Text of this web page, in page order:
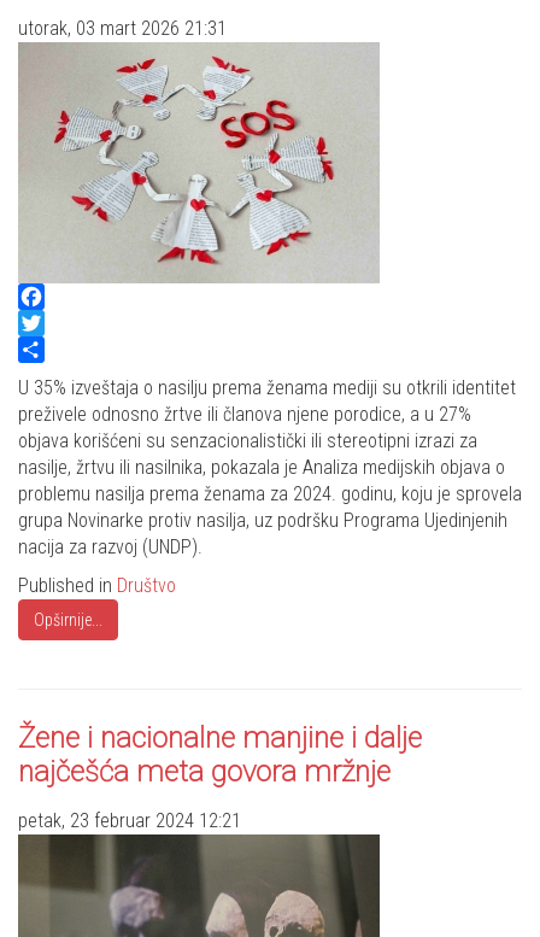
utorak, 03 mart 2026 21:31
Facebook
Twitter
Share
U 35% izveštaja o nasilju prema ženama mediji su otkrili identitet
preživele odnosno žrtve ili članova njene porodice, a u 27%
objava korišćeni su senzacionalistički ili stereotipni izrazi za
nasilje, žrtvu ili nasilnika, pokazala je Analiza medijskih objava o
problemu nasilja prema ženama za 2024. godinu, koju je sprovela
grupa Novinarke protiv nasilja, uz podršku Programa Ujedinjenih
nacija za razvoj (UNDP).
Published in Društvo
Opširnije...
Žene i nacionalne manjine i dalje
najčešća meta govora mržnje
petak, 23 februar 2024 12:21